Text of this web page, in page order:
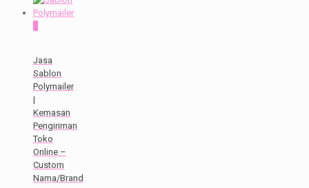
Jasa
Sablon
Polymailer
|
Kemasan
Pengiriman
Toko
Online –
Custom
Nama/Brand